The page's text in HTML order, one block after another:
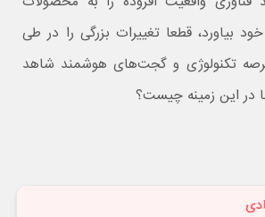
بیاورد، قطعا تغییرات بزرگی را در طی
تکنولوژی و گجت‌های هوشمند شاهد
در این زمینه چیست؟